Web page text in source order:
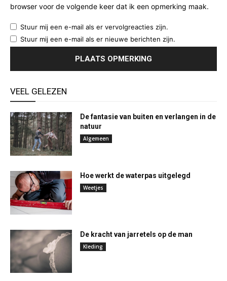
browser voor de volgende keer dat ik een opmerking maak.
Stuur mij een e-mail als er vervolgreacties zijn.
Stuur mij een e-mail als er nieuwe berichten zijn.
VEEL GELEZEN
De fantasie van buiten en verlangen in de
natuur
Algemeen
Hoe werkt de waterpas uitgelegd
Weetjes
De kracht van jarretels op de man
Kleding